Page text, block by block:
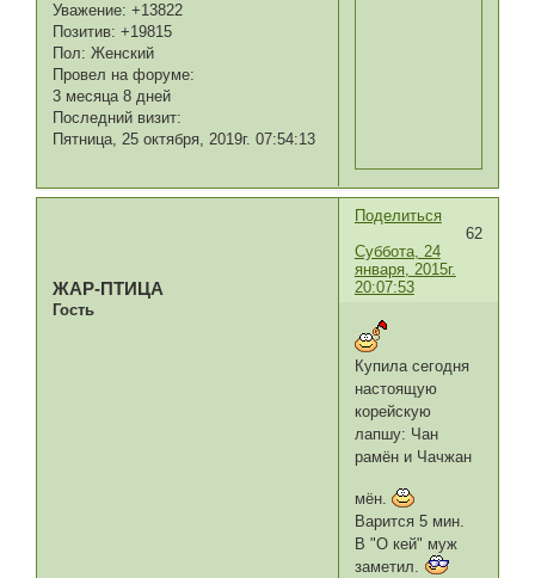
Уважение: +13822
Позитив: +19815
Пол: Женский
Провел на форуме:
3 месяца 8 дней
Последний визит:
Пятница, 25 октября, 2019г. 07:54:13
Поделиться
62
Суббота, 24
января, 2015г.
20:07:53
ЖАР-ПТИЦА
Гость
Купила сегодня
настоящую
корейскую
лапшу: Чан
рамён и Чачжан
мён.
Варится 5 мин.
В "О кей" муж
заметил.